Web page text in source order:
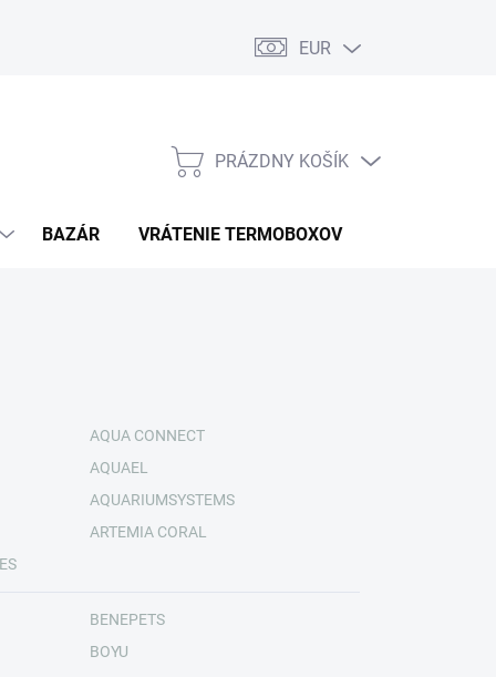
EUR
NÁKUPNÝ
PRÁZDNY KOŠÍK
BAZÁR VRÁTENIE TERMOBOXOV
AQUA CONNECT
AQUAEL
AQUARIUMSYSTEMS
ARTEMIA CORAL
BENEPETS
BOYU